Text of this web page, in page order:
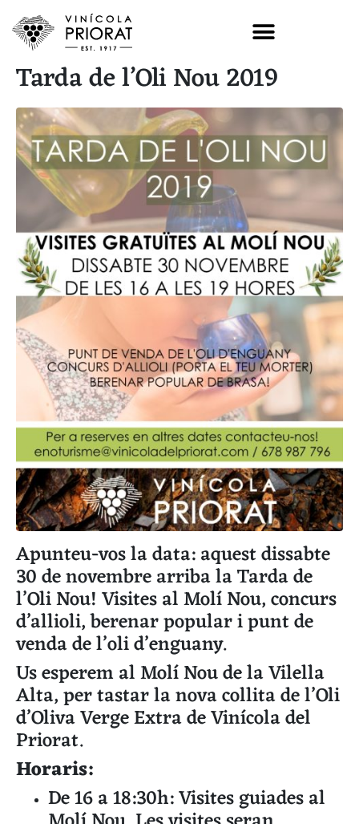
Tarda de l’Oli Nou 2019
Apunteu-vos la data: aquest dissabte
30 de novembre arriba la Tarda de
l’Oli Nou! Visites al Molí Nou, concurs
d’allioli, berenar popular i punt de
venda de l’oli d’enguany.
Us esperem al Molí Nou de la Vilella
Alta, per tastar la nova collita de l’Oli
d’Oliva Verge Extra de Vinícola del
Priorat.
Horaris:
De 16 a 18:30h: Visites guiades al